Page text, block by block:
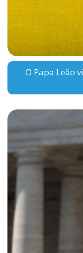
O Papa Leão